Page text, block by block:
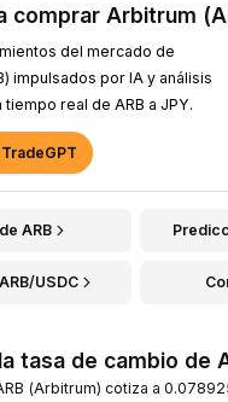
comprar Arbitrum
del mercado de
impulsados por IA y análisis
real de ARB a JPY.
ARB
USDC
tasa de cambio de
(Arbitrum) cotiza a